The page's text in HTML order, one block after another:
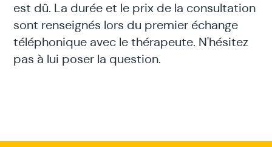
est dû. La durée et le prix de la consultation
sont renseignés lors du premier échange
téléphonique avec le thérapeute. N'hésitez
pas à lui poser la question.